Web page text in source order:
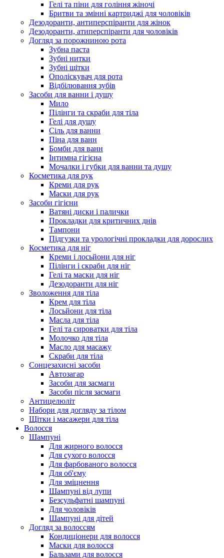
Гелі та піни для гоління жіночі
Бритви та змінні картриджі для чоловіків
Дезодоранти, антиперспіранти для жінок
Дезодоранти, атиперспіранти для чоловіків
Догляд за порожниною рота
Зубна паста
Зубні нитки
Зубні щітки
Ополіскувач для рота
Відбілювання зубів
Засоби для ванни і душу
Мило
Пілінги та скраби для тіла
Гелі для душу
Сіль для ванни
Піна для ванн
Бомби для ванн
Інтимна гігієна
Мочалки і губки для ванни та душу
Косметика для рук
Креми для рук
Маски для рук
Засоби гігієни
Ватяні диски і палички
Прокладки для критичних днів
Тампони
Підгузки та урологічні прокладки для дорослих
Косметика для ніг
Креми і лосьйони для ніг
Пілінги і скраби для ніг
Гелі та маски для ніг
Дезодоранти для ніг
Зволоження для тіла
Крем для тіла
Лосьйони для тіла
Масла для тіла
Гелі та сироватки для тіла
Молочко для тіла
Масло для масажу
Скраби для тіла
Сонцезахисні засоби
Автозагар
Засоби для засмаги
Засоби після засмаги
Антицелюліт
Набори для догляду за тілом
Щітки і масажери для тіла
Волосся
Шампуні
Для жирного волосся
Для сухого волосся
Для фарбованого волосся
Для об'єму
Для зміцнення
Шампуні від лупи
Безсульфатні шампуні
Для чоловіків
Шампуні для дітей
Догляд за волоссям
Кондиціонери для волосся
Маски для волосся
Бальзами для волосся